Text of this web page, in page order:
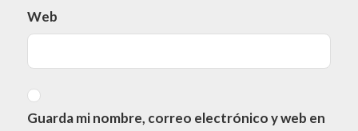
Web
Guarda mi nombre, correo electrónico y web en